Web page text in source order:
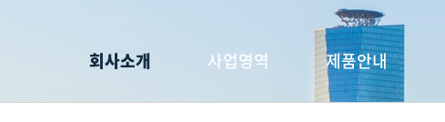
회사소개 사업영역 제품안내